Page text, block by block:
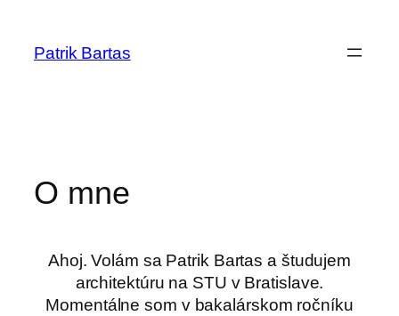
obsahPatrik Bartas
O mne
Ahoj. Volám sa Patrik Bartas a študujem
architektúru na STU v Bratislave.
Momentálne som v bakalárskom ročníku